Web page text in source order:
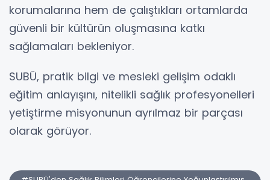
korumalarına hem de çalıştıkları ortamlarda
güvenli bir kültürün oluşmasına katkı
sağlamaları bekleniyor.
SUBÜ, pratik bilgi ve mesleki gelişim odaklı
eğitim anlayışını, nitelikli sağlık profesyonelleri
yetiştirme misyonunun ayrılmaz bir parçası
olarak görüyor.